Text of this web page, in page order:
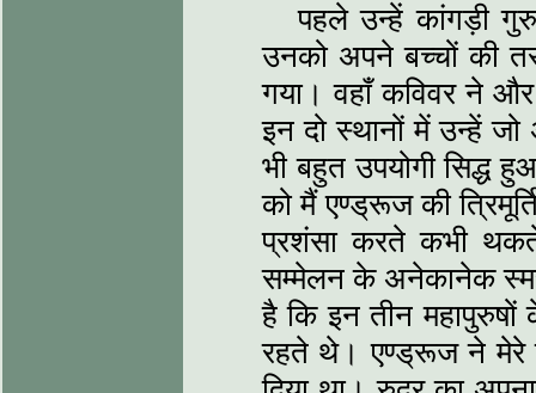
पहले उन्हें कांगड़ी
उनको अपने बच्चों की
गया। वहाँ कविवर ने
इन दो स्थानों में उन्हें
भी बहुत उपयोगी सिद्ध
को मैं एण्ड्रूज की
प्रशंसा करते कभी
सम्मेलन के अनेकानेक
है कि इन तीन
रहते थे। एण्ड्रूज ने मेरे